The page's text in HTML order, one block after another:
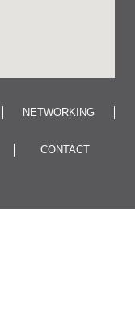
NETWORKING
CONTACT